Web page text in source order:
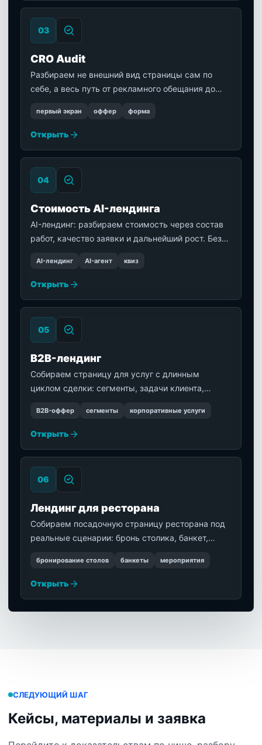
03
CRO Audit
Разбираем не внешний вид страницы сам по
себе, а весь путь от рекламного обещания до
— приоритеты, гипотезы и критерии проверки.
первый экран оффер форма
Открыть
04
Стоимость AI-лендинга
AI-лендинг: разбираем стоимость через состав
работ, качество заявки и дальнейший рост. Без
задачу, формат запуска и то, какие данные
должна собрать страница.
AI-лендинг AI-агент квиз
Открыть
05
B2B-лендинг
Собираем страницу для услуг с длинным
циклом сделки: сегменты, задачи клиента,
передача заявки менеджеру.
B2B-оффер сегменты корпоративные услуги
Открыть
06
Лендинг для ресторана
Собираем посадочную страницу ресторана под
реальные сценарии: бронь столика, банкет,
заявка в мессенджер.
бронирование столов банкеты мероприятия
Открыть
СЛЕДУЮЩИЙ ШАГ
Кейсы, материалы и заявка